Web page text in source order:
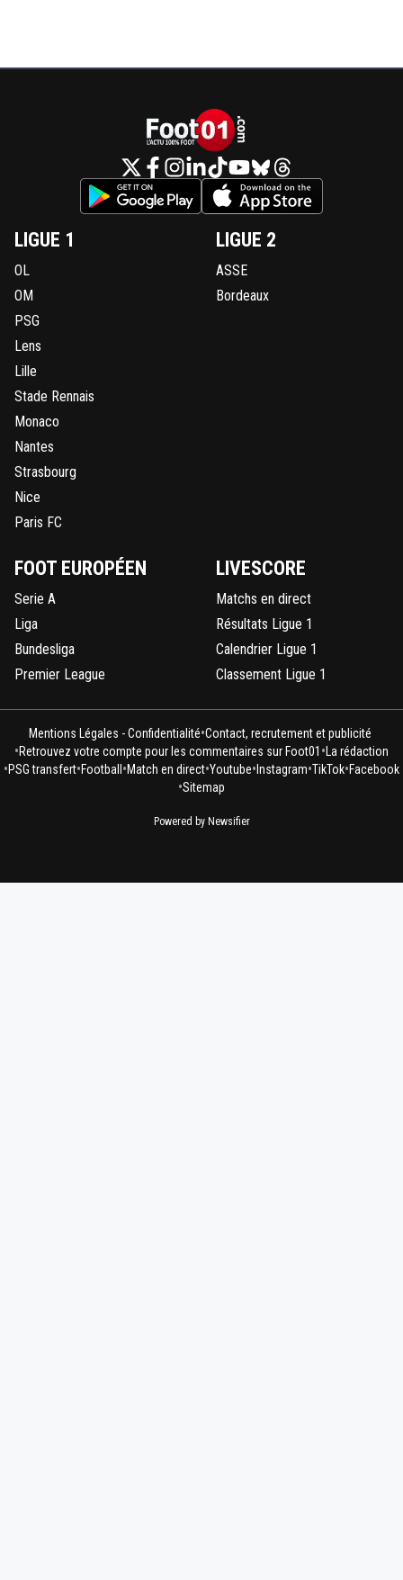
LIGUE 1
OL
OM
PSG
Lens
Lille
Stade Rennais
Monaco
Nantes
Strasbourg
Nice
Paris FC
LIGUE 2
ASSE
Bordeaux
FOOT EUROPÉEN
Serie A
Liga
Bundesliga
Premier League
LIVESCORE
Matchs en direct
Résultats Ligue 1
Calendrier Ligue 1
Classement Ligue 1
Mentions Légales - Confidentialité•Contact, recrutement et publicité
•Retrouvez votre compte pour les commentaires sur Foot01 • La rédaction
•PSG transfert•Football •Match en direct•Youtube• Instagram•TikTok•Facebook
•Sitemap
Powered by Newsifier